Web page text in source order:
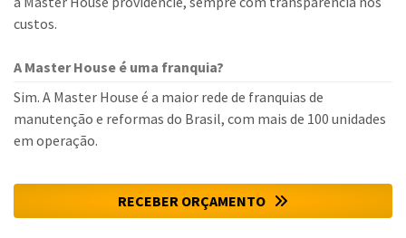
custos.
A Master House é uma franquia?
Sim. A Master House é a maior rede de franquias de
manutenção e reformas do Brasil, com mais de 100 unidades
em operação.
RECEBER ORÇAMENTO